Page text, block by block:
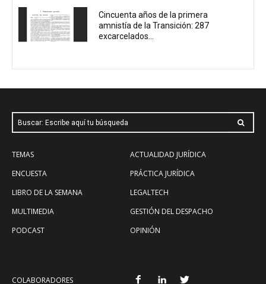
Cincuenta años de la primera
amnistía de la Transición: 287
excarcelados...
Buscar: Escribe aquí tu búsqueda
TEMAS
ENCUESTA
LIBRO DE LA SEMANA
MULTIMEDIA
PODCAST
ACTUALIDAD JURÍDICA
PRÁCTICA JURÍDICA
LEGALTECH
GESTIÓN DEL DESPACHO
OPINIÓN
COLABORADORES